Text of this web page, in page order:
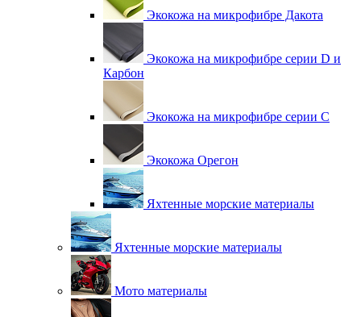
Экокожа на микрофибре Дакота
Экокожа на микрофибре серии D и
Карбон
Экокожа на микрофибре серии С
Экокожа Орегон
Яхтенные морские материалы
Яхтенные морские материалы
Мото материалы